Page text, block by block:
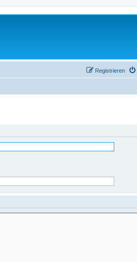
Registrieren